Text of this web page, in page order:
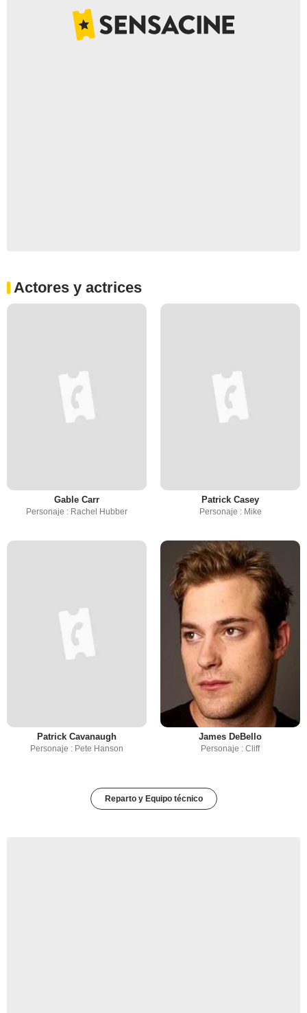
Actores y actrices
Gable Carr
Personaje : Rachel Hubber
Patrick Casey
Personaje : Mike
Patrick Cavanaugh
Personaje : Pete Hanson
James DeBello
Personaje : Cliff
Reparto y Equipo técnico